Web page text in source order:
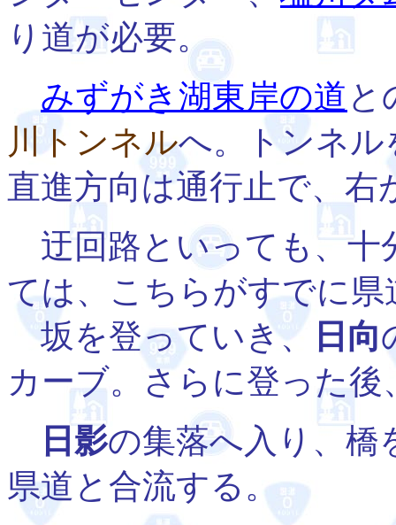
り道が必要。
みずがき湖東岸の道 と
川トンネルへ。トンネ
直進方向は通行止で、右
迂回路といっても、十
ては、こちらがすでに
坂を登っていき、 日向
カーブ。さらに登った
日影の集落へ入り、橋
県道と合流する。